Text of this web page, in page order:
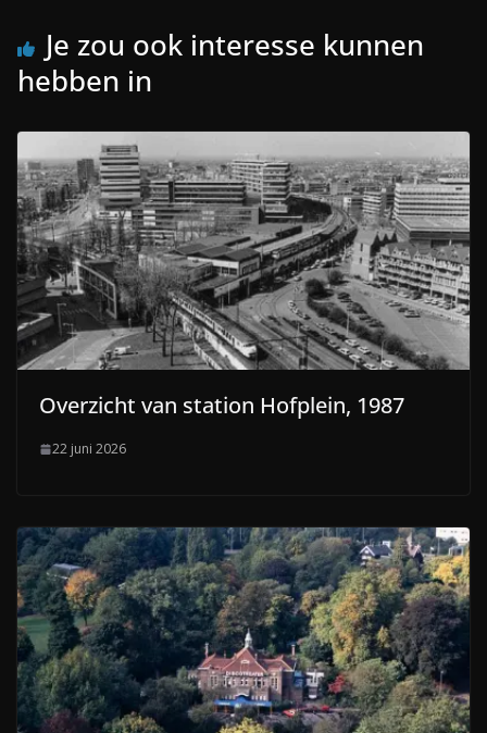
Je zou ook interesse kunnen
hebben in
Overzicht van station Hofplein, 1987
22 juni 2026